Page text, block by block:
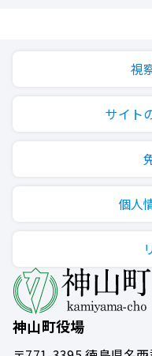
神山町役場
視
サイト
個人